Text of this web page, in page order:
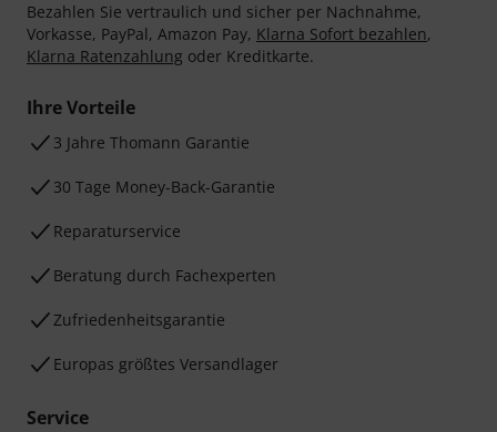
Bezahlen Sie vertraulich und sicher per Nachnahme,
Vorkasse, PayPal, Amazon Pay, Klarna Sofort bezahlen,
Klarna Ratenzahlung oder Kreditkarte.
Ihre Vorteile
3 Jahre Thomann Garantie
30 Tage Money-Back-Garantie
Reparaturservice
Beratung durch Fachexperten
Zufriedenheitsgarantie
Europas größtes Versandlager
Service